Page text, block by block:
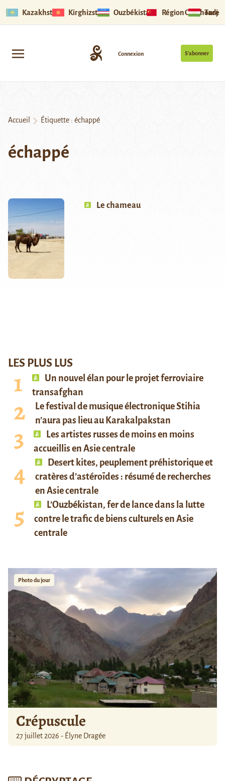
Kazakhstan Kirghizstan Ouzbékistan Région Ouïghoure
S’abonner
Connexion
Accueil Étiquette : échappé
échappé
Le chameau
LES PLUS LUS
Un nouvel élan pour le projet ferroviaire
transafghan
Le festival de musique électronique Stihia
n’aura pas lieu au Karakalpakstan
Les artistes russes de moins en moins
accueillis en Asie centrale
Desert kites, peuplement préhistorique et
cratères d’astéroïdes : résumé de recherches
en Asie centrale
L’Ouzbékistan, fer de lance dans la lutte
contre le trafic de biens culturels en Asie
centrale
Photo du jour
Crépuscule
27 juillet 2026 - Élyne Dragée